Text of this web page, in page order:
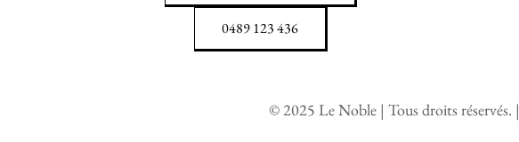
0489 123 436
© 2025 Le Noble | Tous droits réservés. |